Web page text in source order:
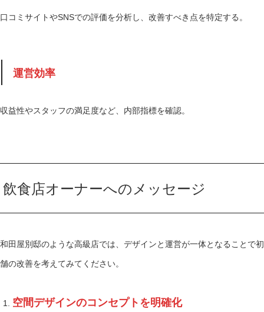
口コミサイトやSNSでの評価を分析し、改善すべき点を特定する。
運営効率
収益性やスタッフの満足度など、内部指標を確認。
飲食店オーナーへのメッセージ
和田屋別邸のような高級店では、デザインと運営が一体となることで
舗の改善を考えてみてください。
空間デザインのコンセプトを明確化